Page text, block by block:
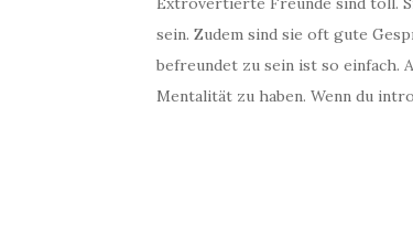
sein. Zudem sind sie oft gute
befreundet zu sein ist so einfach.
Mentalität zu haben. Wenn du